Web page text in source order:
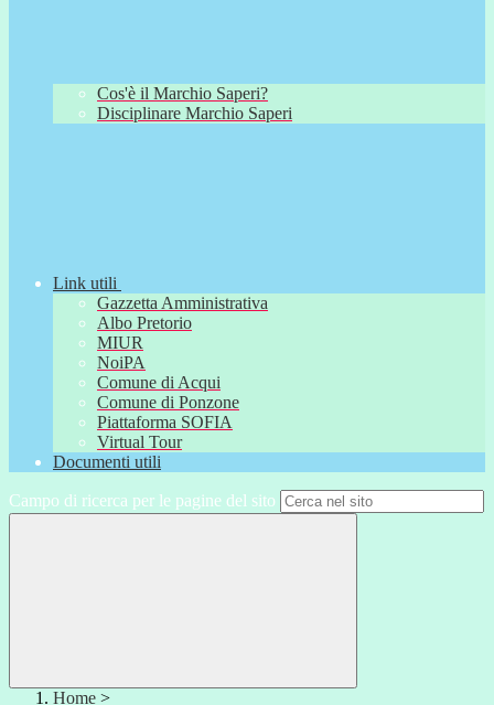
Cos'è il Marchio Saperi?
Disciplinare Marchio Saperi
Link utili
Gazzetta Amministrativa
Albo Pretorio
MIUR
NoiPA
Comune di Acqui
Comune di Ponzone
Piattaforma SOFIA
Virtual Tour
Documenti utili
Campo di ricerca per le pagine del sito
Home >